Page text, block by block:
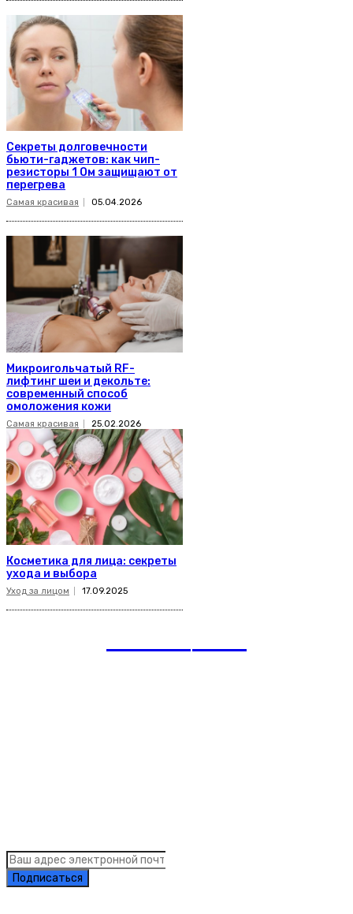
Секреты долговечности
бьюти-гаджетов: как чип-
резисторы 1 Ом защищают от
перегрева
Самая красивая 05.04.2026
Микроигольчатый RF-
лифтинг шеи и декольте:
современный способ
омоложения кожи
Самая красивая 25.02.2026
Косметика для лица: секреты
ухода и выбора
Уход за лицом 17.09.2025
Подписаться